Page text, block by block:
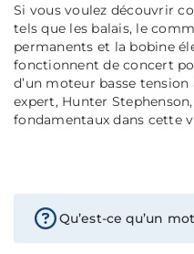
Si vous voulez découvrir
tels que les balais, le
permanents et la bobine
fonctionnent de concert
d’un moteur basse
expert, Hunter
fondamentaux dans cette
Qu’est-ce qu’un